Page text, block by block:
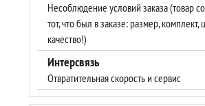
Несоблюдение условий заказа (товар
тот, что был в заказе: размер, комплект,
качество!)
Интерсвязь
Отвратительная скорость и сервис